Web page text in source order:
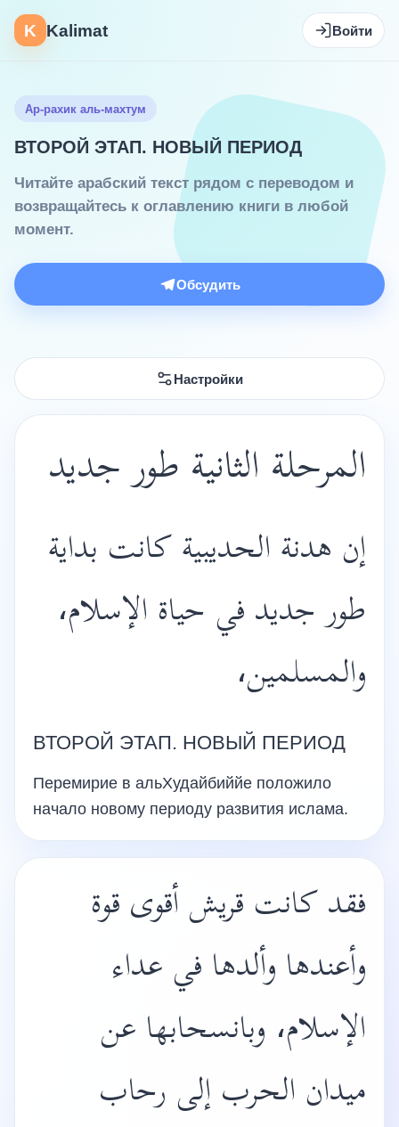
K Kalimat Войти
Ар-рахик аль-махтум
ВТОРОЙ ЭТАП. НОВЫЙ ПЕРИОД
Читайте арабский текст рядом с переводом и
возвращайтесь к оглавлению книги в любой
момент.
Обсудить
Настройки
المرحلة الثانية طور جديد
إن هدنة الحديبية كانت بداية
طور جديد في حياة الإسلام،
والمسلمين،
ВТОРОЙ ЭТАП. НОВЫЙ ПЕРИОД
Перемирие в альХудайбиййе положило
начало новому периоду развития ислама.
فقد كانت قريش أقوى قوة
وأعندها وألدها في عداء
الإسلام، وبانسحابها عن
ميدان الحرب إلى رحاب